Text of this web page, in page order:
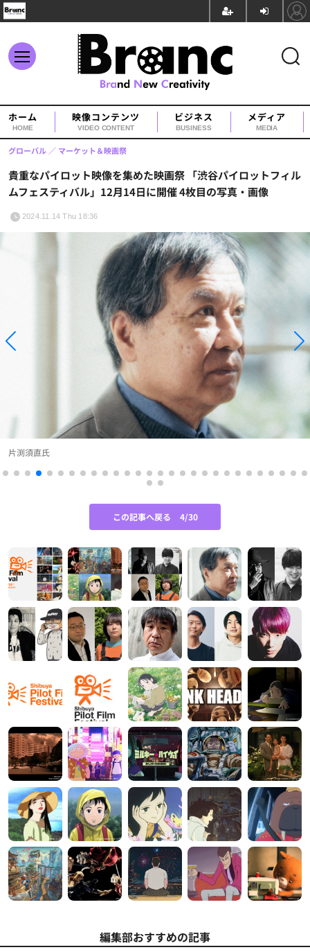
ホーム
HOME
映像コンテンツ
VIDEO CONTENT
ビジネス
BUSINESS
メディア
MEDIA
貴重なパイロット映像を集めた映画祭 「渋谷パイロットフィル
ムフェスティバル」12月14日に開催 4枚目の写真・画像
グローバル マーケット＆映画祭
2024.11.14 Thu 18:36
片渕須直氏
この記事へ戻る 4/30
編集部おすすめの記事